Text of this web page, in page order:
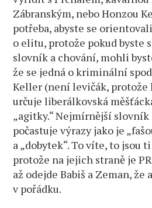
Zábranským, nebo Honzou
potřeba, abyste se
o elitu, protože pokud byste
slovník a chování, mohli
že se jedná o kriminální
Keller (není levičák, protože
určuje liberálkovská
„agitky.“ Nejmírnější
počastuje výrazy jako je
a „dobytek“. To víte, to jsou
protože na jejich straně je
až odejde Babiš a Zeman, že
v pořádku.